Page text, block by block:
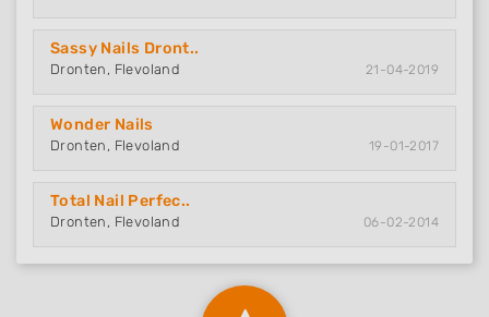
Sassy Nails Dront..
Dronten, Flevoland 21-04-2019
Wonder Nails
Dronten, Flevoland 19-01-2017
Total Nail Perfec..
Dronten, Flevoland 06-02-2014